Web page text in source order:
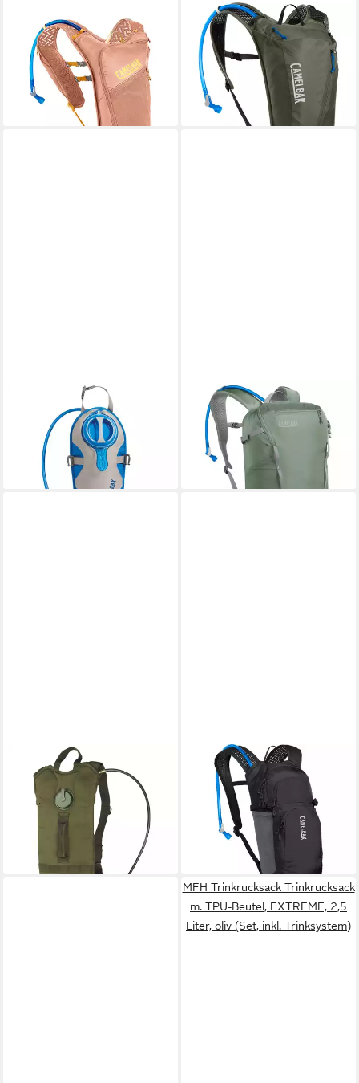
CAMELBAK
Trinkrucksack Dart Run Vest
Laufweste Trinkweste Crux
System
75,56 €
leider ausverkauft
CAMELBAK
Fahrradrucksack Rogue Light
Trinkrucksack Crux
Trinksystem
76,99 €
lieferbar - in 2-3 Werktagen bei dir
Trinkrucksack
53,89 €
UVP 65,00 €
lieferbar - in 4-5 Werktagen bei dir
CAMELBAK
Trinkrucksack
77,52 €
UVP120,00 €
-35%
lieferbar - in 2-3 Werktagen bei dir
Trinkrucksack Militär Water
Pack Trinkrucksack 3,0L
lieferbar - in 3-4 Werktagen bei dir
CAMELBAK
Fahrradrucksack Lobo
Trinkrucksack
Wanderrucksack Crux
184,89 €
leider ausverkauft
MFH Trinkrucksack Trinkrucksack
m. TPU-Beutel, EXTREME, 2,5
Liter, oliv (Set, inkl. Trinksystem)